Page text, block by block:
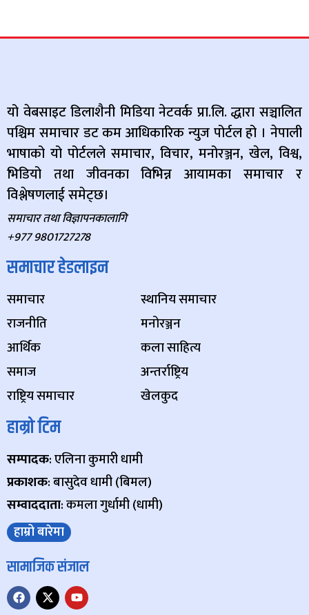
यो वेबसाइट डिलाशैनी मिडिया नेटवर्क प्रा.लि. द्धारा सञ्चालित
पश्चिम समाचार डट कम आधिकारिक न्युज पोर्टल हो । नेपाली
भाषाको यो पोर्टलले समाचार, विचार, मनोरञ्जन, खेल, विश्व,
भिडियो तथा जीवनका विभिन्न आयामका समाचार र
विश्लेषणलाई समेट्छ।
समाचार तथा विज्ञापनकालागि
+977 9801727278
समाचार हेडलाइन
समाचार
राजनीति
आर्थिक
समाज
राष्ट्रिय समाचार
स्थानिय समाचार
मनोरञ्जन
कला साहित्य
अन्तर्राष्ट्रिय
खेलकुद
हाम्रो टिम
सम्पादक: एलिना कुमारी धामी
प्रकाशक: बासुदेव धामी (बिमल)
सम्वाददाता: कमला गुर्धामी (धामी)
हाम्रो बारेमा
सामाजिक संजाल